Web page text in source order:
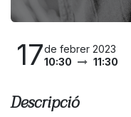
17de febrer 2023
10:30
11:30
Descripció